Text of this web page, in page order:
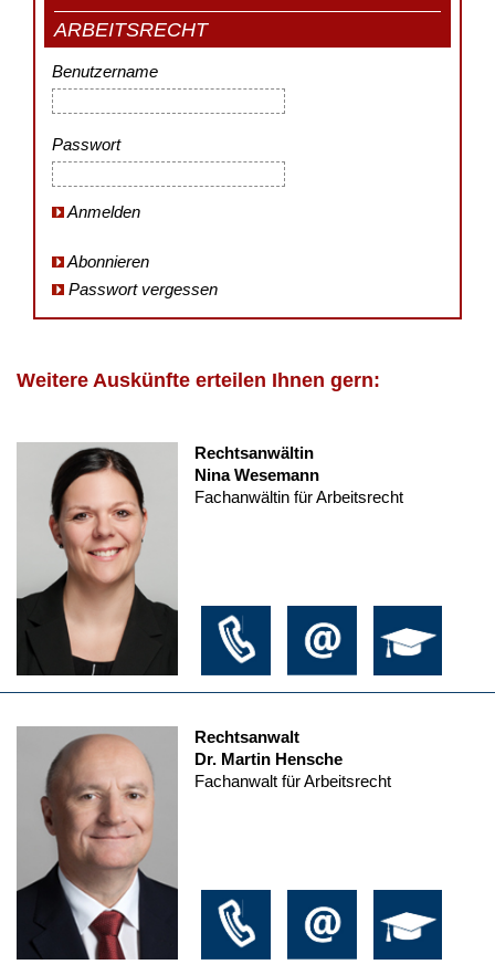
ARBEITSRECHT
Benutzername
Passwort
Anmelden
Abonnieren
Passwort vergessen
Weitere Auskünfte erteilen Ihnen gern:
Rechtsanwältin
Nina Wesemann
Fachanwältin für Arbeitsrecht
Rechtsanwalt
Dr. Martin Hensche
Fachanwalt für Arbeitsrecht